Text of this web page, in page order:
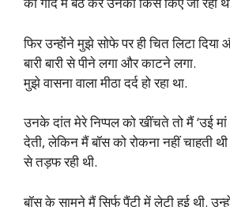
फिर उन्होंने मुझे सोफे पर ही चित लिटा दिया
बारी बारी से पीने लगा और काटने लगा.
मुझे वासना वाला मीठा दर्द हो रहा था.
उनके दांत मेरे निप्पल को खींचते तो मैं ‘उई
देती, लेकिन मैं बॉस को रोकना नहीं चाहती
से तड़फ रही थी.
बॉस के सामने मैं सिर्फ पैंटी में लेटी हुई थी.